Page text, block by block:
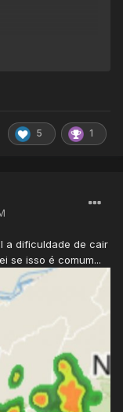
mais, cerca de
de Janeiro
5 1
a dificuldade de cair
se isso é comum...